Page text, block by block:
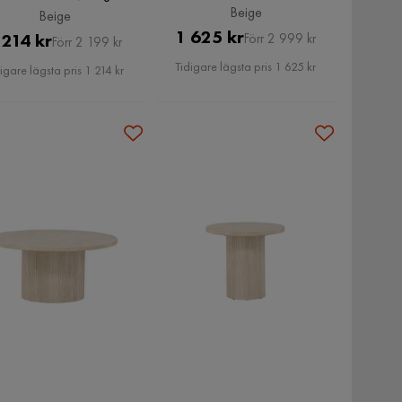
Beige
Pris
krOriginal
Pris
Förr 2 199 kr
lägsta pris 1 214 kr
Beige
Pris
1 625 krOriginal
Pris
Förr 2 999 kr
Tidigare lägsta pris 1 625 kr